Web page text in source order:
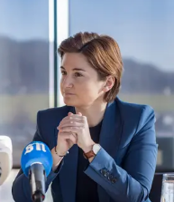
wird auch die
innerhalb der
wird am
einer